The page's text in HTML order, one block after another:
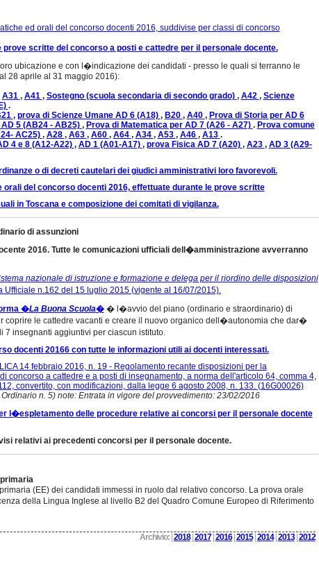
ed orali del concorso docenti 2016, suddivise per classi di concorso
scritte del concorso a posti e cattedre per il personale docente.
ubicazione e con l�indicazione dei candidati - presso le quali si terranno le
28 aprile al 31 maggio 2016):
A31 , A41 , Sostegno (scuola secondaria di secondo grado) , A42 , Scienze
.
, prova di Scienze Umane AD 6 (A18) , B20 , A40 , Prova di Storia per AD 6
AD 5 (AB24 - AB25) , Prova di Matematica per AD 7 (A26 - A27) . Prova comune
AC25) , A28 , A63 , A60 , A64 , A34 , A53 , A46 , A13 .
4 e 8 (A12-A22) , AD 1 (A01-A17) , prova Fisica AD 7 (A20) , A23 , AD 3 (A29-
o di decreti cautelari dei giudici amministrativi loro favorevoli.
del concorso docenti 2016, effettuate durante le prove scritte
in Toscana e composizione dei comitati di vigilanza.
di assunzioni
2016. Tutte le comunicazioni ufficiali dell�amministrazione avverranno
nazionale di istruzione e formazione e delega per il riordino delle disposizioni
n.162 del 15 luglio 2015 (vigente al 16/07/2015).
�La Buona Scuola�� l�avvio del piano (ordinario e straordinario) di
le cattedre vacanti e creare il nuovo organico dell�autonomia che dar�
insegnanti aggiuntivi per ciascun istituto.
docenti 20166 con tutte le informazioni utili ai docenti interessati.
14 febbraio 2016, n. 19 - Regolamento recante disposizioni per la
concorso a cattedre e a posti di insegnamento, a norma dell'articolo 64, comma 4,
convertito, con modificazioni, dalla legge 6 agosto 2008, n. 133. (16G00026)
n. 5) note: Entrata in vigore del provvedimento: 23/02/2016
l�espletamento delle procedure relative ai concorsi per il personale docente
relativi ai precedenti concorsi per il personale docente.
(EE) dei candidati immessi in ruolo dal relativo concorso. La prova orale
della Lingua Inglese al livello B2 del Quadro Comune Europeo di Riferimento
Archivio:| 2018| 2017| 2016| 2015| 2014| 2013| 2012